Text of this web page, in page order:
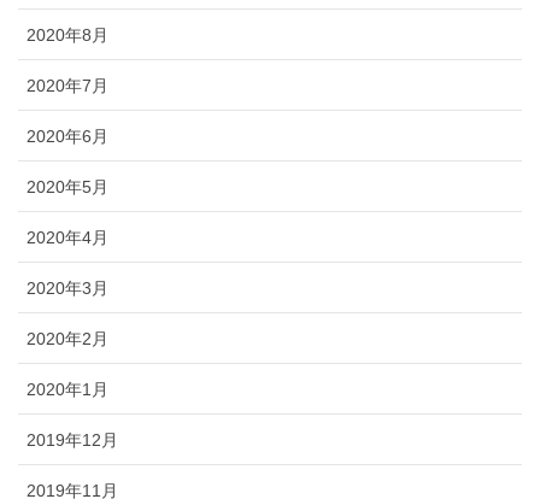
2020年8月
2020年7月
2020年6月
2020年5月
2020年4月
2020年3月
2020年2月
2020年1月
2019年12月
2019年11月